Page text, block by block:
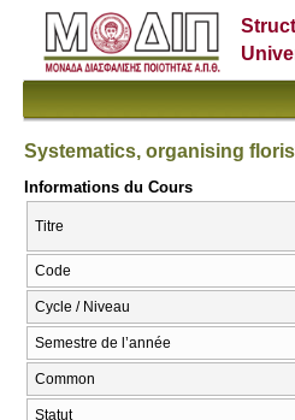
Systematics, organising
Informations du Cours
Titre
Code
Cycle / Niveau
Semestre de l’année
Common
Statut